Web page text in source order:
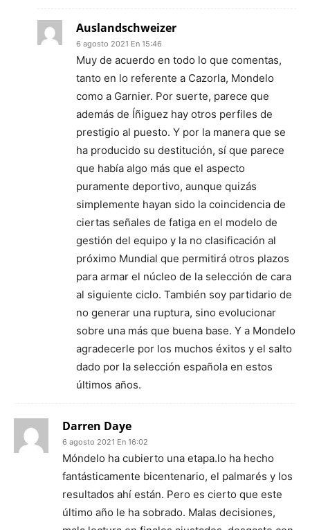
Auslandschweizer
6 agosto 2021 En 15:46
Muy de acuerdo en todo lo que comentas,
tanto en lo referente a Cazorla, Mondelo
como a Garnier. Por suerte, parece que
además de Íñiguez hay otros perfiles de
prestigio al puesto. Y por la manera que se
ha producido su destitución, sí que parece
que había algo más que el aspecto
puramente deportivo, aunque quizás
simplemente hayan sido la coincidencia de
ciertas señales de fatiga en el modelo de
gestión del equipo y la no clasificación al
próximo Mundial que permitirá otros plazos
para armar el núcleo de la selección de cara
al siguiente ciclo. También soy partidario de
no generar una ruptura, sino evolucionar
sobre una más que buena base. Y a Mondelo
agradecerle por los muchos éxitos y el salto
dado por la selección española en estos
últimos años.
Darren Daye
6 agosto 2021 En 16:02
Móndelo ha cubierto una etapa.lo ha hecho
fantásticamente bicentenario, el palmarés y los
resultados ahí están. Pero es cierto que este
último año le ha sobrado. Malas decisiones,